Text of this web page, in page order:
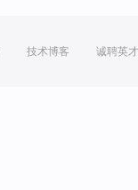
技术博客 诚聘英才